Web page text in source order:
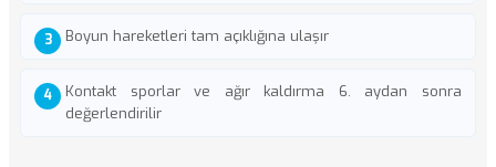
Boyun hareketleri tam açıklığına ulaşır
Kontakt sporlar ve ağır kaldırma 6. aydan sonra
değerlendirilir